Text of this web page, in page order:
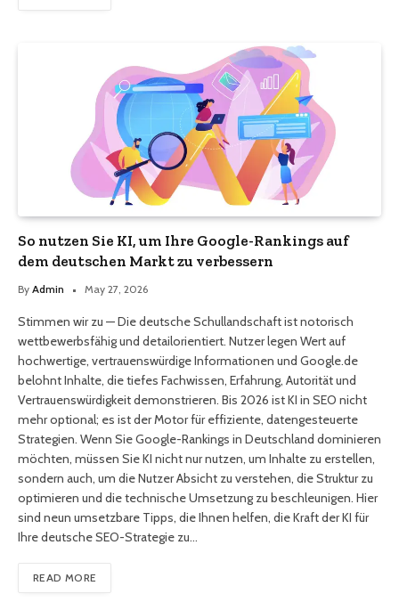
So nutzen Sie KI, um Ihre Google-Rankings auf
dem deutschen Markt zu verbessern
By Admin May 27, 2026
Stimmen wir zu — Die deutsche Schullandschaft ist notorisch
wettbewerbsfähig und detailorientiert. Nutzer legen Wert auf
hochwertige, vertrauenswürdige Informationen und Google.de
belohnt Inhalte, die tiefes Fachwissen, Erfahrung, Autorität und
Vertrauenswürdigkeit demonstrieren. Bis 2026 ist KI in SEO nicht
mehr optional; es ist der Motor für effiziente, datengesteuerte
Strategien. Wenn Sie Google-Rankings in Deutschland dominieren
möchten, müssen Sie KI nicht nur nutzen, um Inhalte zu erstellen,
sondern auch, um die Nutzer Absicht zu verstehen, die Struktur zu
optimieren und die technische Umsetzung zu beschleunigen. Hier
sind neun umsetzbare Tipps, die Ihnen helfen, die Kraft der KI für
Ihre deutsche SEO-Strategie zu…
READ MORE